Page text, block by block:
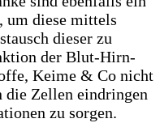
um diese mittels
dieser zu
der Blut-Hirn-
Keime & Co nicht
die Zellen eindringen
zu sorgen.